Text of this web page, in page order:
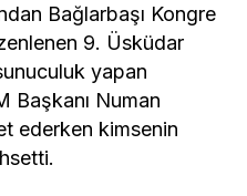
Bağlarbaşı Kongre
9. Üsküdar
sunuculuk yapan
Başkanı Numan
ederken kimsenin